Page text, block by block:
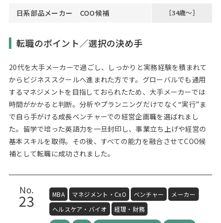
日系部品メーカー COO候補 ［34歳～］
転職のポイント／選択の決め手
20代を大手メーカーで過ごし、しっかりと実務経験を積まれて
からビジネススクールへ進まれた方です。グローバルでも通用
するマネジメントを目指しておられたため、大手メーカーでは
時間がかかると判断。分析やプランニングだけでなく“実行”ま
で自ら手がける成長ベンチャーでの経営企画職を選ばれまし
た。留学で培った英語力を一旦封印し、事業立ち上げや経営の
基本スキルを取得。その後、すべての能力を融合させてCOO候
補として転職に成功されました。
No.
23 MBA マネジメント・CxO ベンチャー
メーカー
ヘルスケア・バイオ
経理・財務